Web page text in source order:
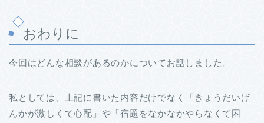
おわりに
今回はどんな相談があるのかについてお話しました。
私としては、上記に書いた内容だけでなく「きょうだいげ
んかが激しくて心配」や「宿題をなかなかやらなくて困